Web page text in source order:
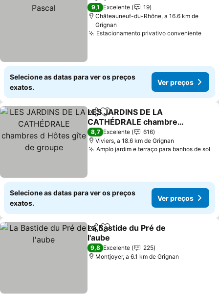
9,1 Excelente
19
Châteauneuf-du-Rhône, a 16.6 km de
Grignan
Estacionamento privativo convenienteVer
Selecione as datas para ver os preços
exatos.
Ver preços
PartilharAdicionar aos favoritos
LES JARDINS DE LA
CATHÉDRALE chambres
d Hôtes gîte de groupe
Ver preços
8,7 Excelente
616
Viviers, a 18.6 km de Grignan
Amplo jardim e terraço para banhos de sol
Selecione as datas para ver os preços
exatos.
Ver preços
PartilharAdicionar aos favoritos
La Bastide du Pré de
l'aube
Ver preços
9,8 Excelente
225
Montjoyer, a 6.1 km de Grignan